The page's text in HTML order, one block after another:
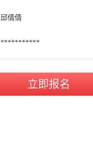
邱倩倩
***********
立即报名